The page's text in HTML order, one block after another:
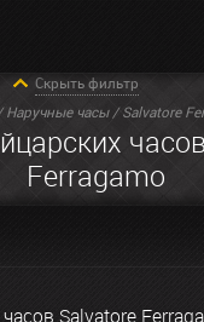
Наручные часы/ Salvatore
Ferragamo
Скрыть фильтр
Salvatore